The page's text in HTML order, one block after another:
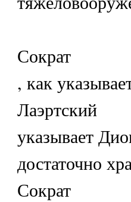
Сократ
, как
Лаэртский
указывает
достаточно
Сократ